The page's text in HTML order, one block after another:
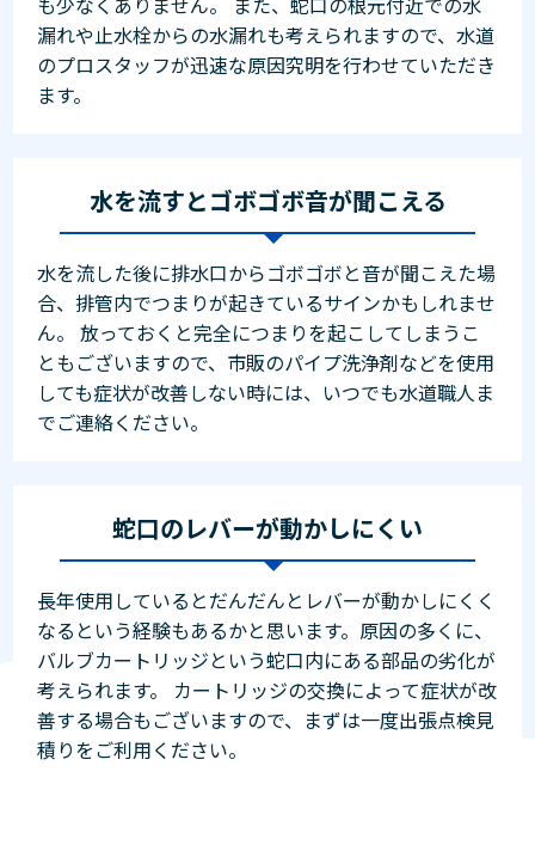
漏れや止水栓からの水漏れも考えられますので、水道
のプロスタッフが迅速な原因究明を行わせていただき
ます。
水を流すとゴボゴボ音が聞こえる
水を流した後に排水口からゴボゴボと音が聞こえた場
合、排管内でつまりが起きているサインかもしれませ
ん。 放っておくと完全につまりを起こしてしまうこ
ともございますので、市販のパイプ洗浄剤などを使用
しても症状が改善しない時には、いつでも水道職人ま
でご連絡ください。
蛇口のレバーが動かしにくい
長年使用しているとだんだんとレバーが動かしにくく
なるという経験もあるかと思います。原因の多くに、
バルブカートリッジという蛇口内にある部品の劣化が
考えられます。 カートリッジの交換によって症状が改
善する場合もございますので、まずは一度出張点検見
積りをご利用ください。